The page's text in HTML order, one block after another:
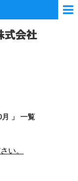
月 」 一覧